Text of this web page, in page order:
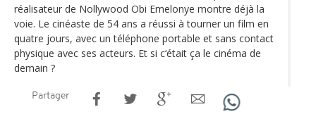
réalisateur de Nollywood Obi Emelonye montre déjà la
voie. Le cinéaste de 54 ans a réussi à tourner un film en
quatre jours, avec un téléphone portable et sans contact
physique avec ses acteurs. Et si c‘était ça le cinéma de
demain ?
Partager